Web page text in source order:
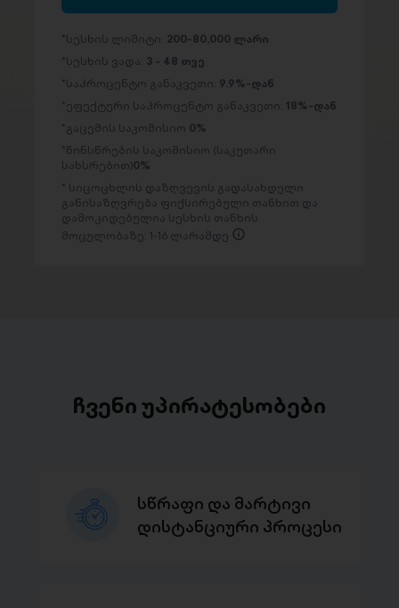
სესხის ლიმიტი: 200-80,000 ლარი
სესხის ვადა: 3 - 48 თვე
საპროცენტო განაკვეთი: 9.9%-დან
ეფექტური საპროცენტო განაკვეთი: 18%-დან
გაცემის საკომისიო 0%
წინსწრების საკომისიო (საკუთარი
სახსრებით)0%
სიცოცხლის დაზღვევის გადასახდელი
განისაზღვრება ფიქსირებული თანხით და
დამოკიდებულია სესხის თანხის
მოცულობაზე: 1-16 ლარამდე
ჩვენი უპირატესობები
სწრაფი და მარტივი
დისტანციური პროცესი